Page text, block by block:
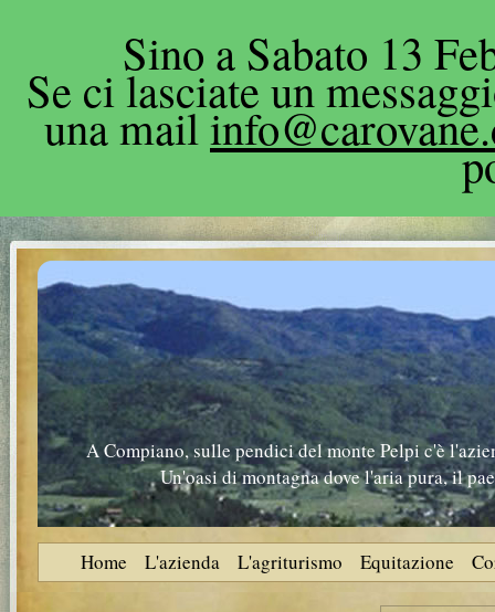
Sino a Sabato 13
Se ci lasciate un
una mail
A Compiano, sulle pendici del monte Pelpi c'è
Un'oasi di montagna dove l'aria pura, il
Home L'azienda L'agriturismo Equitazione